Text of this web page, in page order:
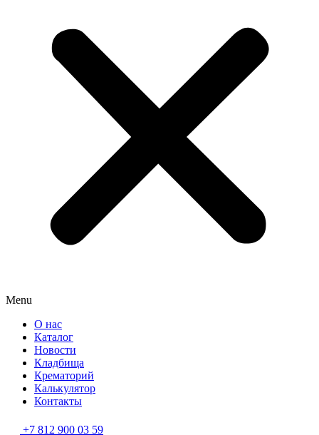
Menu
О нас
Каталог
Новости
Кладбища
Крематорий
Калькулятор
Контакты
+7 812 900 03 59